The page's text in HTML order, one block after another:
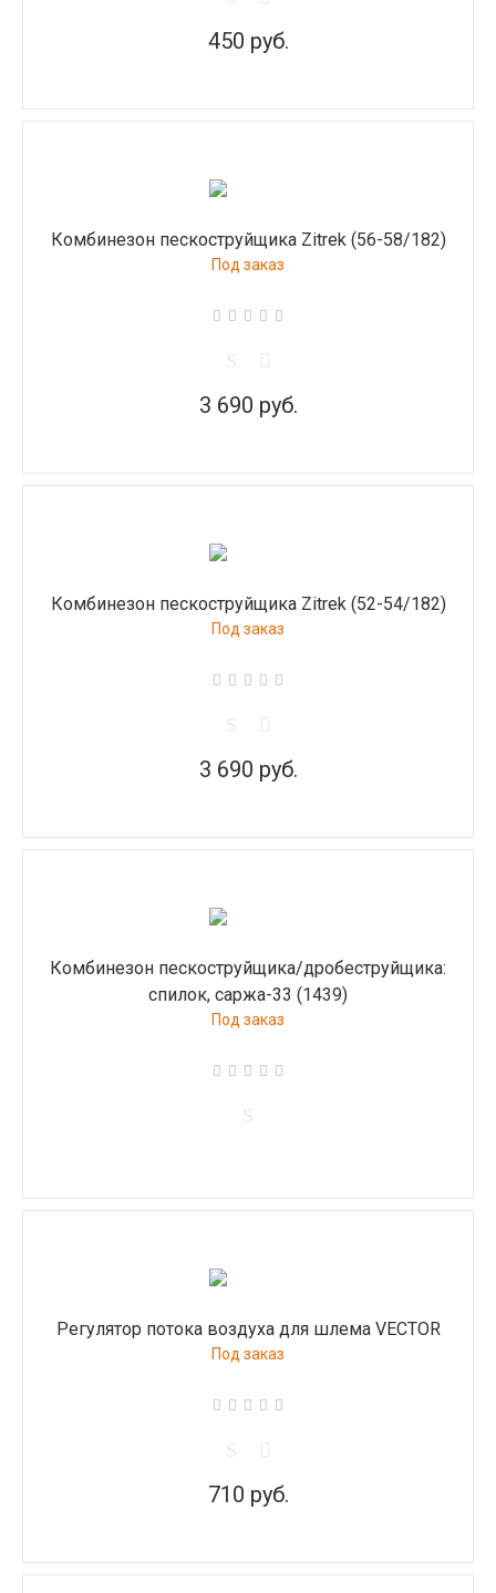
450 руб.
Комбинезон пескоструйщика Zitrek (56-58/182)
Под заказ
3 690 руб.
Комбинезон пескоструйщика Zitrek (52-54/182)
Под заказ
3 690 руб.
Комбинезон пескоструйщика/дробеструйщика:
спилок, саржа-33 (1439)
Под заказ
Регулятор потока воздуха для шлема VECTOR
Под заказ
710 руб.